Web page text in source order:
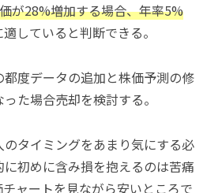
が28%増加する場合、年率5%
していると判断できる。
度データの追加と株価予測の修
た場合売却を検討する。
タイミングをあまり気にする必
初めに含み損を抱えるのは苦痛
ャートを見ながら安いところで